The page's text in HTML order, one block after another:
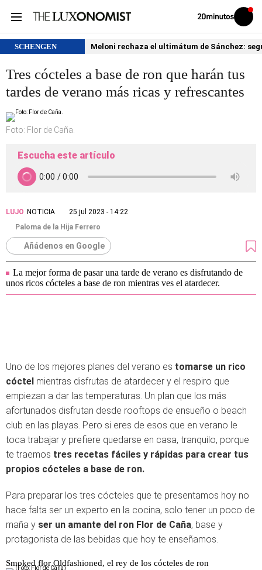
Volver
Iniciar
sesión
SCHENGEN Meloni rechaza el ultimátum de Sánchez:
Tres cócteles a base de ron que harán tus
tardes de verano más ricas y refrescantes
Foto: Flor de Caña.
Escucha este artículo
LUJO NOTICIA
25 jul 2023 - 14:22
Paloma de la Hija Ferrero
Añádenos en Google
La mejor forma de pasar una tarde de verano es disfrutando de
unos ricos cócteles a base de ron mientras ves el atardecer.
Uno de los mejores planes del verano es tomarse un rico
cóctel mientras disfrutas de atardecer y el respiro que
empiezan a dar las temperaturas. Un plan que los más
afortunados disfrutan desde rooftops de ensueño o beach
club en las playas. Pero si eres de esos que en verano le
toca trabajar y prefiere quedarse en casa, tranquilo, porque
te traemos tres recetas fáciles y rápidas para crear tus
propios cócteles a base de ron.
Para preparar los tres cócteles que te presentamos hoy no
hace falta ser un experto en la cocina, solo tener un poco de
maña y ser un amante del ron Flor de Caña, base y
protagonista de las bebidas que hoy te enseñamos.
Smoked flor Oldfashioned, el rey de los cócteles de ron